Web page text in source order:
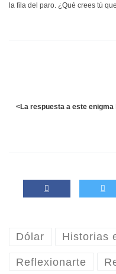
la fila del paro. ¿Qué crees tú
<La respuesta a este
Dólar Historias
Reflexionarte